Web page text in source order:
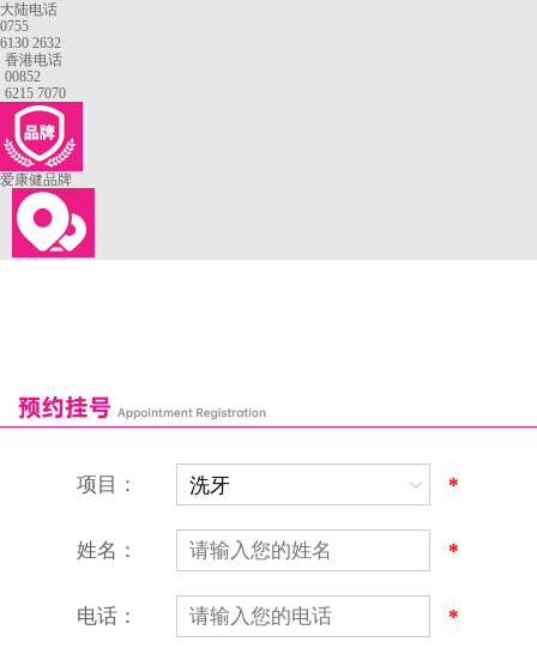
大陆电话
0755
6130 2632
香港电话
00852
6215 7070
爱康健品牌
恒乐口腔诊所
富港口腔诊所
项目： *
姓名： *
电话： *